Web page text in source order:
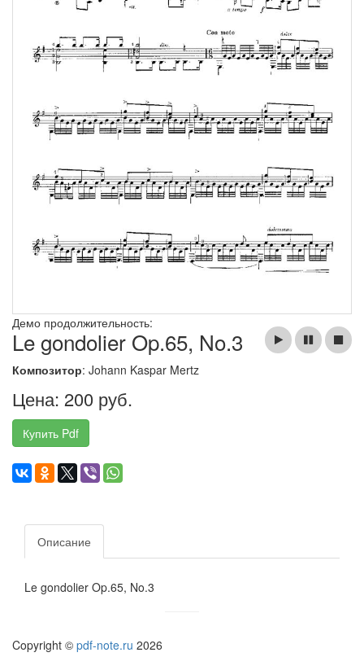
Демо продолжительность:
Le gondolier Op.65, No.3
Композитор: Johann Kaspar Mertz
Цена: 200 руб.
Купить Pdf
Описание
Le gondolier Op.65, No.3
Copyright © pdf-note.ru 2026